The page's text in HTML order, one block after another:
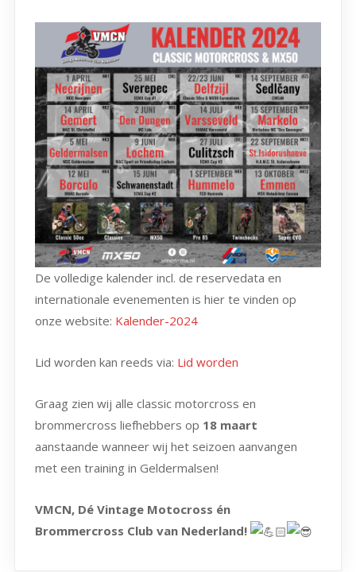
De volledige kalender incl. de reservedata en
internationale evenementen is hier te vinden op
onze website: Kalender-2024
Lid worden kan reeds via: Lid worden
Graag zien wij alle classic motorcross en
brommercross liefhebbers op 18 maart
aanstaande wanneer wij het seizoen aanvangen
met een training in Geldermalsen!
VMCN, Dé Vintage Motocross én
Brommercross Club van Nederland!